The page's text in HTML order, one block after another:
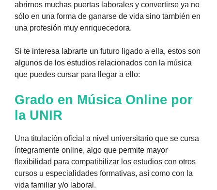
abrirnos muchas puertas laborales y convertirse ya no
sólo en una forma de ganarse de vida sino también en
una profesión muy enriquecedora.
Si te interesa labrarte un futuro ligado a ella, estos son
algunos de los estudios relacionados con la música
que puedes cursar para llegar a ello:
Grado en Música Online por
la UNIR
Una titulación oficial a nivel universitario que se cursa
íntegramente online, algo que permite mayor
flexibilidad para compatibilizar los estudios con otros
cursos u especialidades formativas, así como con la
vida familiar y/o laboral.